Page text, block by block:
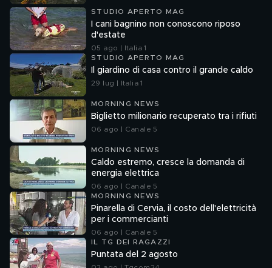
STUDIO APERTO MAG
I cani bagnino non conoscono riposo
d'estate
05 ago | Italia 1
STUDIO APERTO MAG
Il giardino di casa contro il grande caldo
29 lug | Italia 1
MORNING NEWS
Biglietto milionario recuperato tra i rifiuti
06 ago | Canale 5
MORNING NEWS
Caldo estremo, cresce la domanda di
energia elettrica
06 ago | Canale 5
MORNING NEWS
Pinarella di Cervia, il costo dell'elettricità
per i commercianti
06 ago | Canale 5
IL TG DEI RAGAZZI
Puntata del 2 agosto